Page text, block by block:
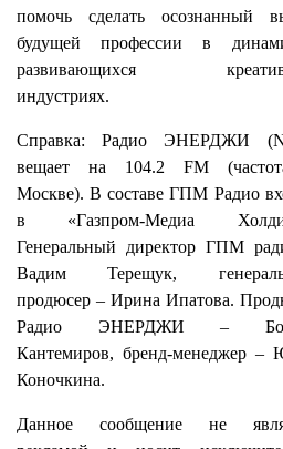
помочь сделать осознанный
будущей профессии в
развивающихся
индустриях.
Справка: Радио ЭНЕРДЖИ
вещает на 104.2 FM
Москве). В составе ГПМ Радио
в «Газпром-Медиа
Генеральный директор ГПМ
Вадим Терещук,
продюсер – Ирина Ипатова.
Радио ЭНЕРДЖИ –
Кантемиров, бренд-менеджер –
Коночкина.
Данное сообщение не